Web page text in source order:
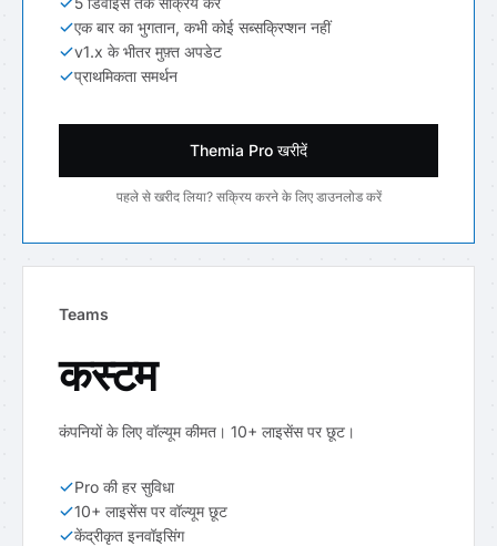
एक बार का भुगतान, कभी कोई सब्सक्रिप्शन नहीं
v1.x के भीतर मुफ़्त अपडेट
प्राथमिकता समर्थन
Themia Pro खरीदें
पहले से खरीद लिया? सक्रिय करने के लिए डाउनलोड करें
Teams
कस्टम
कंपनियों के लिए वॉल्यूम कीमत। 10+ लाइसेंस पर छूट।
Pro की हर सुविधा
10+ लाइसेंस पर वॉल्यूम छूट
केंद्रीकृत इनवॉइसिंग